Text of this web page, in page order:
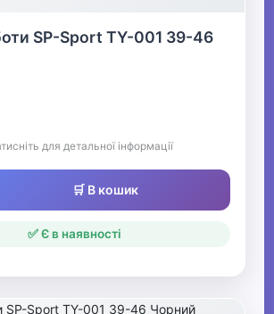
SP-Sport TY-001 39-46
для детальної інформації
🛒 В кошик
✅ Є в наявності